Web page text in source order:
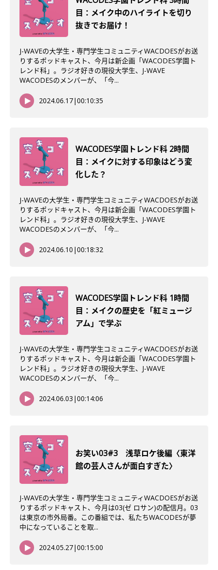
目：メイク中のハイライトを切り
抜きでお届け！
J-WAVEの大学生・専門学生コミュニティWACDOESがお送
りするポッドキャスト、今月は新企画「WACODES学園ト
レンド科」。ラジオ好きの現役大学生、J-WAVE
WACODESのメンバーが、「今...
2024.06.17|00:10:35
WACODES学園トレンド科 2時間
目：メイクに対する印象はどう変
化した？
J-WAVEの大学生・専門学生コミュニティWACDOESがお送
りするポッドキャスト、今月は新企画「WACODES学園ト
レンド科」。ラジオ好きの現役大学生、J-WAVE
WACODESのメンバーが、「今...
2024.06.10 |00:18:32
WACODES学園トレンド科 1時間
目：メイクの歴史を「紅ミュージ
アム」で学ぶ
J-WAVEの大学生・専門学生コミュニティWACDOESがお送
りするポッドキャスト、今月は新企画「WACODES学園ト
レンド科」。ラジオ好きの現役大学生、J-WAVE
WACODESのメンバーが、「今...
2024.06.03 |00:14:06
お笑い03#3 浅草ロケ後編〈東洋
館の芸人さんが面白すぎた〉
J-WAVEの大学生・専門学生コミュニティWACDOESがお送
りするポッドキャスト、今月は03(ゼ ロサン)の配信月。03
は東京の市外局番。この番組では、私たちWACODESが夢
中になっていることを取...
2024.05.27|00:15:00